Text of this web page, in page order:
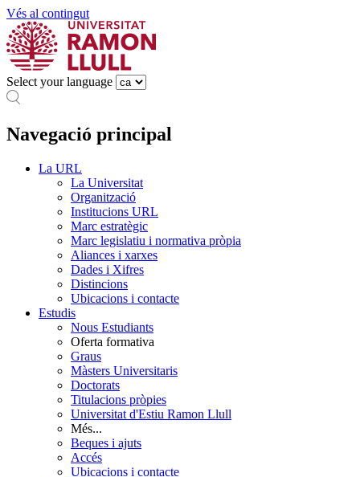
Vés al contingut
Select your language
Navegació principal
La URL
La Universitat
Organització
Institucions URL
Marc estratègic
Marc legislatiu i normativa pròpia
Aliances i xarxes
Dades i Xifres
Distincions
Ubicacions i contacte
Estudis
Nous Estudiants
Oferta formativa
Graus
Màsters Universitaris
Doctorats
Titulacions pròpies
Universitat d'Estiu Ramon Llull
Més...
Beques i ajuts
Accés
Ubicacions i contacte